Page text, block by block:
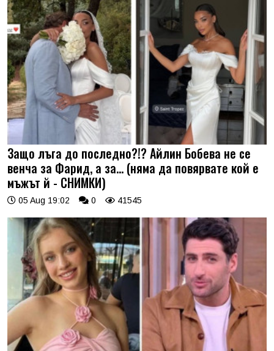
Защо лъга до последно?!? Айлин Бобева не се
венча за Фарид, а за... (няма да повярвате кой е
мъжът й - СНИМКИ)
05 Aug 19:02 0 41545